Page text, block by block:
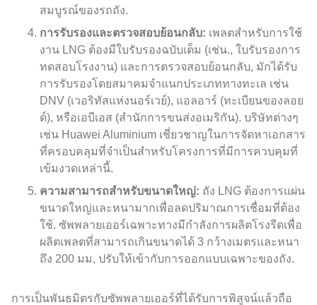
สมบูรณ์ของรถถัง.
การรับรองและตรวจสอบย้อนกลับ: เพลตสำหรับการใช้
งาน LNG ต้องมีใบรับรองฉบับเต็ม (เช่น., ใบรับรองการ
ทดสอบโรงงาน) และการตรวจสอบย้อนกลับ, มักได้รับ
การรับรองโดยสมาคมจำแนกประเภททางทะเล เช่น
DNV (เวอริทัสแห่งนอร์เวย์), แอลอาร์ (ทะเบียนของลอย
ด์), หรือเอบีเอส (สำนักการขนส่งอเมริกัน). บริษัทต่างๆ
เช่น Huawei Aluminium เชี่ยวชาญในการจัดหาเอกสาร
ที่ครอบคลุมที่จำเป็นสำหรับโครงการที่มีการควบคุมที่
เข้มงวดเหล่านี้.
ความสามารถสำหรับขนาดใหญ่: ถัง LNG ต้องการแผ่น
ขนาดใหญ่และหนามากเพื่อลดปริมาณการเชื่อมที่ต้อง
ใช้. ซัพพลายเออร์เฉพาะทางมีกำลังการผลิตโรงรีดเพื่อ
ผลิตเพลตที่สามารถเกินขนาดได้ 3 กว้างเมตรและหนา
ถึง 200 มม, ปรับให้เข้ากับการออกแบบเฉพาะของถัง.
การเป็นพันธมิตรกับซัพพลายเออร์ที่ได้รับการพิสูจน์แล้วถือ